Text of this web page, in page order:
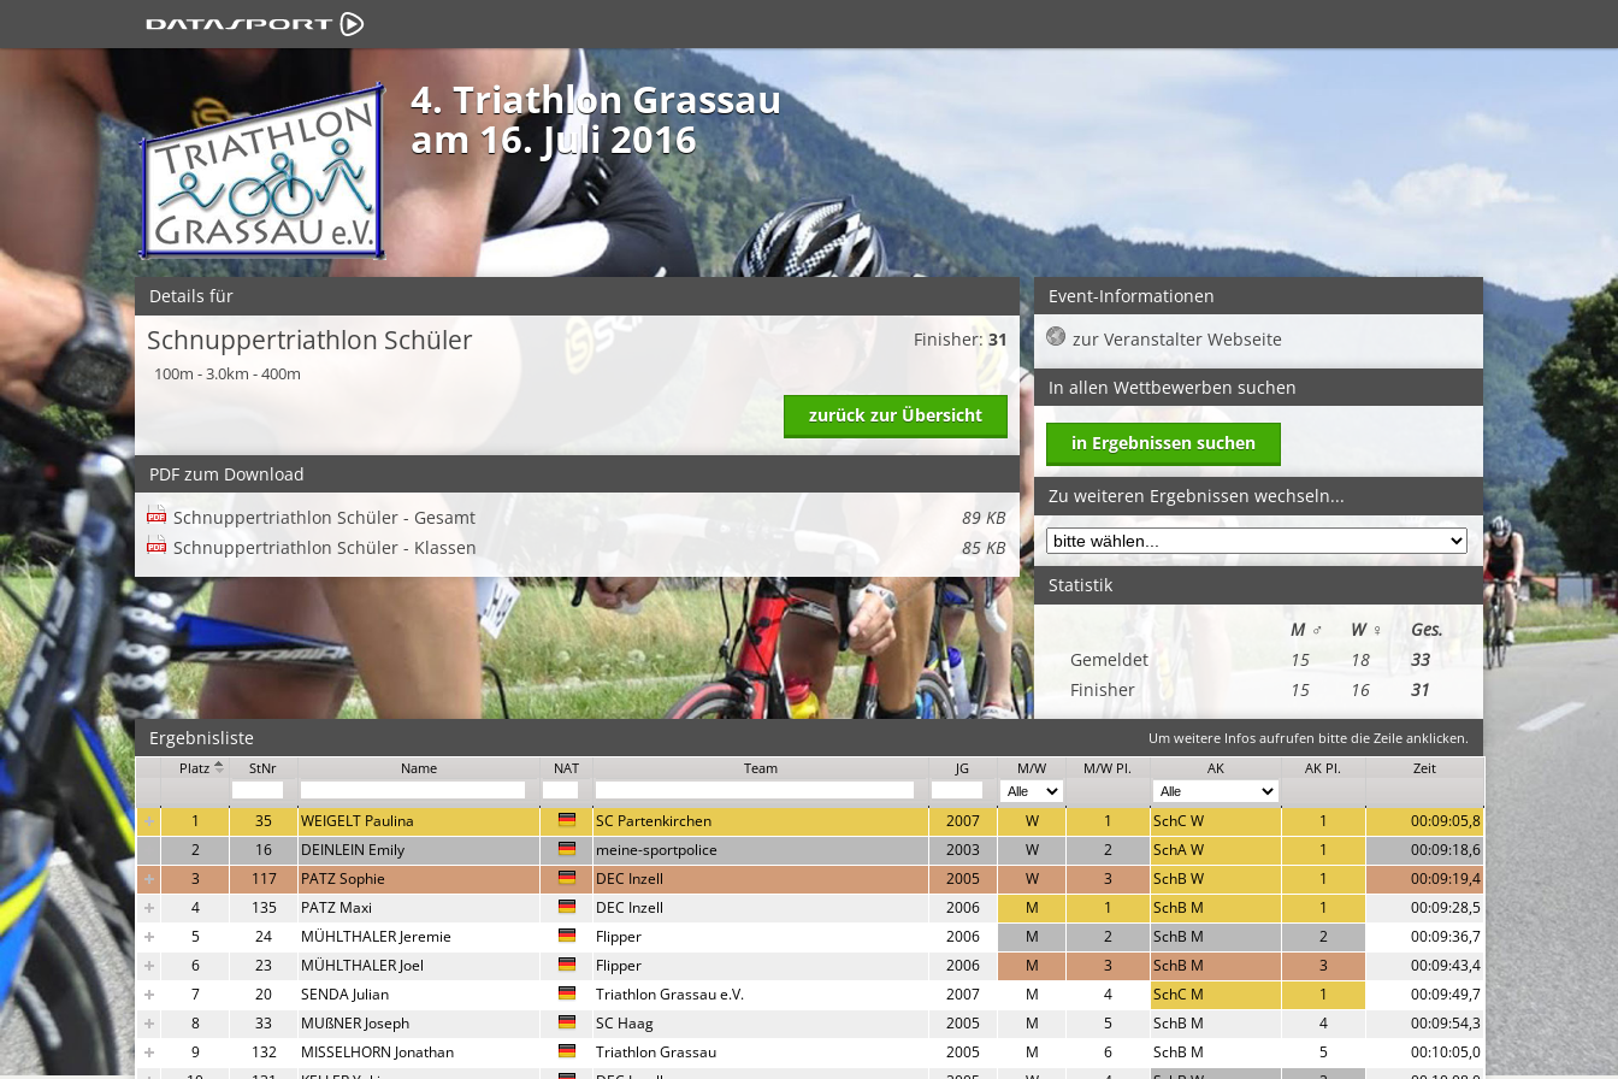
4. Triathlon Grassau
am 16. Juli 2016
Details für
Schnuppertriathlon Schüler
100m - 3.0km - 400m
Finisher: 31
zurück zur Übersicht
PDF zum Download
Schnuppertriathlon Schüler - Gesamt
89 KB
Schnuppertriathlon Schüler - Klassen
85 KB
Event-Informationen
zur Veranstalter Webseite
In allen Wettbewerben suchen
in Ergebnissen suchen
Zu weiteren Ergebnissen wechseln...
Statistik
Ges.
W ♀
M ♂
Gemeldet
33
18
15
Finisher
31
16
15
Ergebnisliste
Um weitere Infos aufrufen bitte die Zeile anklicken.
Platz
StNr Name NAT Team JG M/W M/W Pl. AK AK Pl. Zeit
1 35 WEIGELT Paulina SC Partenkirchen 2007 W 1 SchC W 1
00:09:05,8
2
16 DEINLEIN Emily meine-sportpolice 2003 W 2 SchA W 1
00:09:18,6
3
117 PATZ Sophie DEC Inzell 2005 W 3 SchB W 1
00:09:19,4
4
135 PATZ Maxi DEC Inzell 2006 M 1 SchB M 1
00:09:28,5
5
24 MÜHLTHALER Jeremie Flipper 2006 M 2 SchB M 2
00:09:36,7
6
23 MÜHLTHALER Joel Flipper 2006 M 3 SchB M 3
00:09:43,4
7
20 SENDA Julian Triathlon Grassau e.V. 2007 M 4 SchC M 1
00:09:49,7
8
33 MUßNER Joseph SC Haag 2005 M 5 SchB M 4
00:09:54,3
9
132 MISSELHORN Jonathan Triathlon Grassau 2005 M 6 SchB M 5
00:10:05,0